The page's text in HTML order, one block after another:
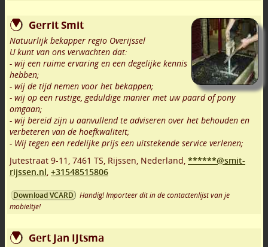
Gerrit Smit
Natuurlijk bekapper regio Overijssel
U kunt van ons verwachten dat:
- wij een ruime ervaring en een degelijke kennis
hebben;
- wij de tijd nemen voor het bekappen;
- wij op een rustige, geduldige manier met uw paard of pony
omgaan;
- wij bereid zijn u aanvullend te adviseren over het behouden en
verbeteren van de hoefkwaliteit;
- Wij tegen een redelijke prijs een uitstekende service verlenen;
Jutestraat 9-11 , 7461 TS, Rijssen, Nederland, ******@smit-
rijssen.nl, +31548515806
Download VCARD
Handig! Importeer dit in de contactenlijst van je
mobieltje!
Gert Jan IJtsma